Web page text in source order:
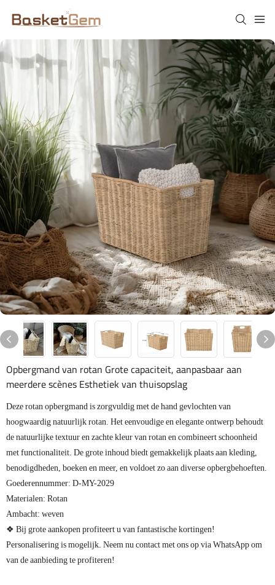
Opbergmand van rotan Grote capaciteit, aanpasbaar aan
meerdere scènes Esthetiek van thuisopslag
Deze rotan opbergmand is zorgvuldig met de hand gevlochten van
hoogwaardig natuurlijk rotan. Het eenvoudige en elegante ontwerp behoudt
de natuurlijke textuur en zachte kleur van rotan en combineert schoonheid
met functionaliteit. De grote inhoud biedt gemakkelijk plaats aan kleding,
benodigdheden, boeken en meer, en voldoet zo aan diverse opbergbehoeften.
Goederennummer: D-MY-2029
Materialen: Rotan
Ambacht: weven
❖ Bij grote aankopen profiteert u van fantastische kortingen!
Personalisering is mogelijk. Neem nu contact met ons op via WhatsApp om
van de aanbieding te profiteren!